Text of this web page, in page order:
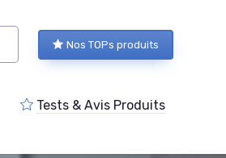
Nos TOPs produits
Tests & Avis Produits